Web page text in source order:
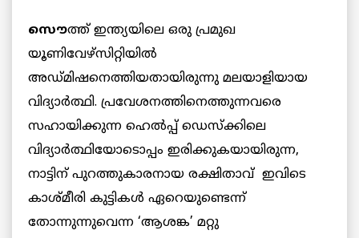
സൌത്ത് ഇന്ത്യയിലെ ഒരു പ്രമുഖ
യൂണിവേഴ്സിറ്റിയില്‍
അഡ്മിഷനെത്തിയതായിരുന്നു മലയാളിയായ
വിദ്യാര്‍ത്ഥി. പ്രവേശനത്തിനെത്തുന്നവരെ
സഹായിക്കുന്ന ഹെല്‍പ്പ് ഡെസ്ക്കിലെ
വിദ്യാര്‍ത്ഥിയോടൊപ്പം ഇരിക്കുകയായിരുന്ന,
നാട്ടിന് പുറത്തുകാരനായ രക്ഷിതാവ് ഇവിടെ
കാശ്മീരി കുട്ടികള്‍ ഏറെയുണ്ടെന്ന്
തോന്നുന്നുവെന്ന ‘ആശങ്ക’ മറ്റു